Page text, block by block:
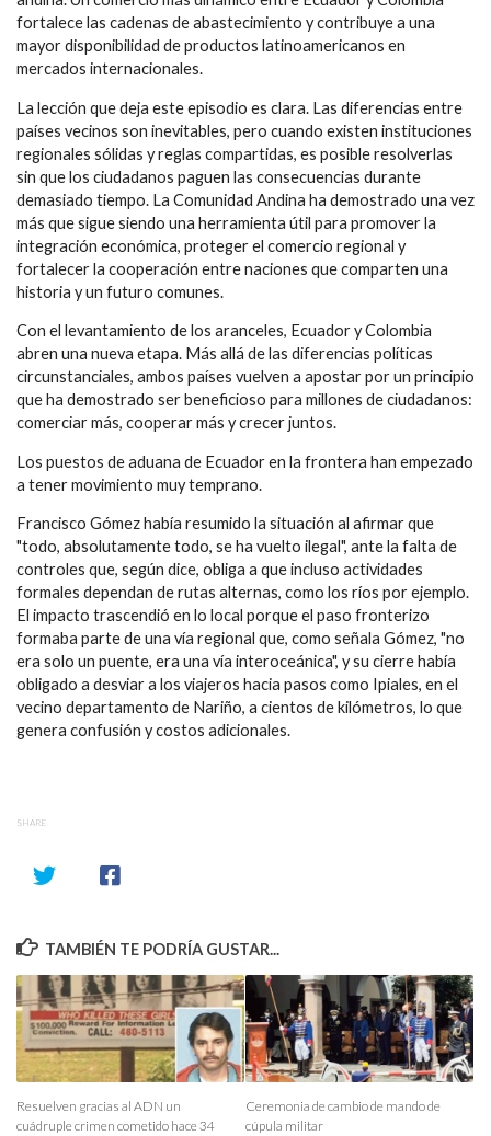
fortalece las cadenas de abastecimiento y contribuye a una
mayor disponibilidad de productos latinoamericanos en
mercados internacionales.
La lección que deja este episodio es clara. Las diferencias entre
países vecinos son inevitables, pero cuando existen instituciones
regionales sólidas y reglas compartidas, es posible resolverlas
sin que los ciudadanos paguen las consecuencias durante
demasiado tiempo. La Comunidad Andina ha demostrado una vez
más que sigue siendo una herramienta útil para promover la
integración económica, proteger el comercio regional y
fortalecer la cooperación entre naciones que comparten una
historia y un futuro comunes.
Con el levantamiento de los aranceles, Ecuador y Colombia
abren una nueva etapa. Más allá de las diferencias políticas
circunstanciales, ambos países vuelven a apostar por un principio
que ha demostrado ser beneficioso para millones de ciudadanos:
comerciar más, cooperar más y crecer juntos.
Los puestos de aduana de Ecuador en la frontera han empezado
a tener movimiento muy temprano.
Francisco Gómez había resumido la situación al afirmar que
"todo, absolutamente todo, se ha vuelto ilegal", ante la falta de
controles que, según dice, obliga a que incluso actividades
formales dependan de rutas alternas, como los ríos por ejemplo.
El impacto trascendió en lo local porque el paso fronterizo
formaba parte de una vía regional que, como señala Gómez, "no
era solo un puente, era una vía interoceánica", y su cierre había
obligado a desviar a los viajeros hacia pasos como Ipiales, en el
vecino departamento de Nariño, a cientos de kilómetros, lo que
genera confusión y costos adicionales.
SHARE
TAMBIÉN TE PODRÍA GUSTAR...
Resuelven gracias al ADN un
cuádruple crimen cometido hace 34
Ceremonia de cambio de mando de
cúpula militar